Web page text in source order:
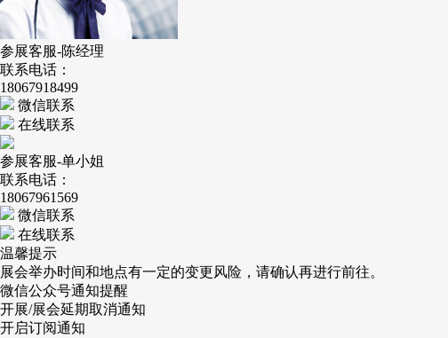
参展客服-陈经理
联系电话：
18067918499
微信联系
在线联系
参展客服-单小姐
联系电话：
18067961569
微信联系
在线联系
温馨提示
展会举办时间和地点有一定的变更风险，请确认再进行前往。
微信公众号通知提醒
开展/展会延期取消通知
开启订阅通知